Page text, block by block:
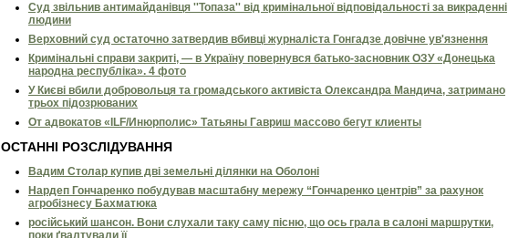
Суд звільнив антимайданівця ''Топаза'' від кримінальної відповідальності за викраденні
людини
Верховний суд остаточно затвердив вбивці журналіста Гонгадзе довічне ув'язнення
Кримінальні справи закриті, — в Україну повернувся батько-засновник ОЗУ «Донецька
народна республіка». 4 фото
У Києві вбили добровольця та громадського активіста Олександра Мандича, затримано
трьох підозрюваних
От адвокатов «ILF/Инюрполис» Татьяны Гавриш массово бегут клиенты
ОСТАННІ РОЗСЛІДУВАННЯ
Вадим Столар купив дві земельні ділянки на Оболоні
Нардеп Гончаренко побудував масштабну мережу “Гончаренко центрів” за рахунок
агробізнесу Бахматюка
російський шансон. Вони слухали таку саму пісню, що ось грала в салоні маршрутки,
поки ґвалтували її